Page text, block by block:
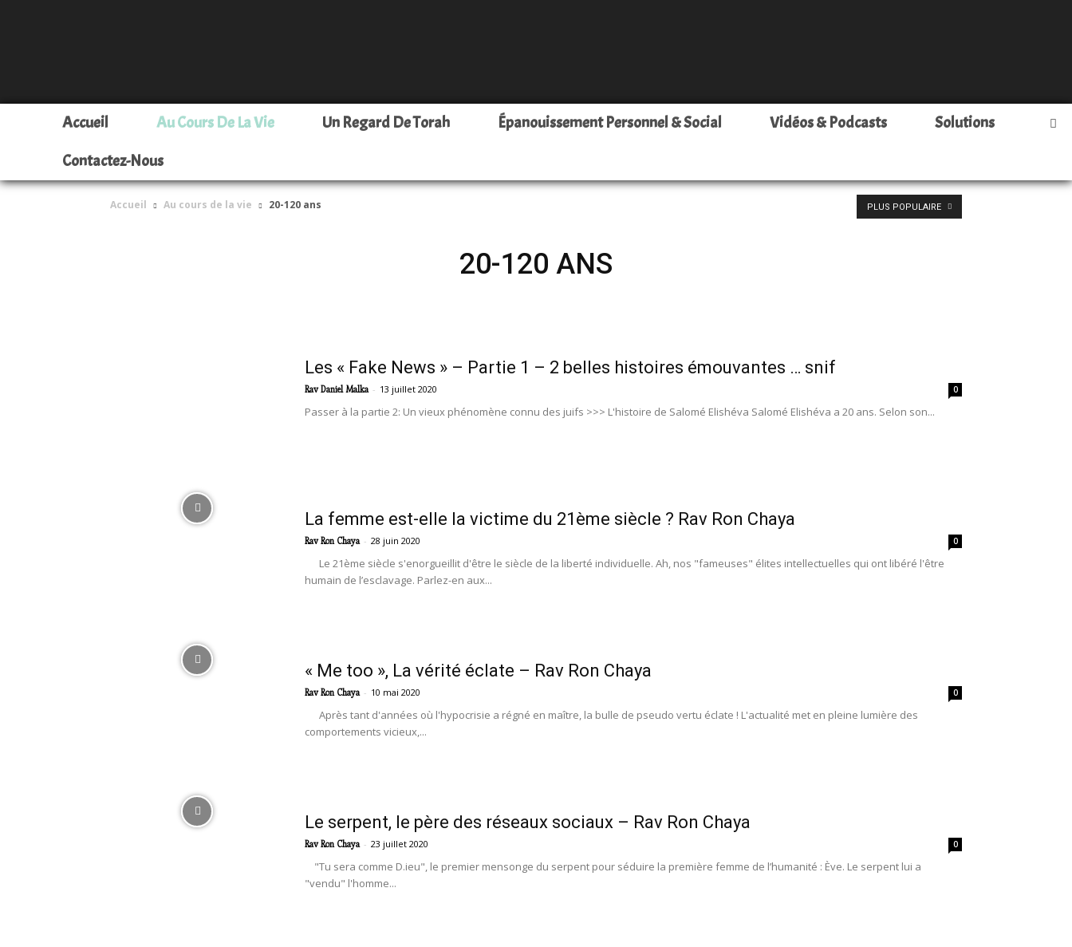
Leava
vos
yeux
Accueil Au Cours De La Vie Un Regard De Torah Épanouissement Personnel & Social Vidéos & Podcasts
Solutions
Contactez-Nous
Accueil Au cours de la vie 20-120 ans
20-120 ANS
PLUS POPULAIRE
Les « Fake News » – Partie 1 – 2 belles histoires émouvantes … snif
Rav Daniel Malka - 13 juillet 2020 0
Passer à la partie 2: Un vieux phénomène connu des juifs >>> L'histoire de Salomé Elishéva Salomé Elishéva a 20 ans. Selon son...
La femme est-elle la victime du 21ème siècle ? Rav Ron Chaya
Rav Ron Chaya - 28 juin 2020 0
Le 21ème siècle s'enorgueillit d'être le siècle de la liberté individuelle. Ah, nos "fameuses" élites intellectuelles qui ont libéré l'être
humain de l’esclavage. Parlez-en aux...
« Me too », La vérité éclate – Rav Ron Chaya
Rav Ron Chaya - 10 mai 2020 0
Après tant d'années où l'hypocrisie a régné en maître, la bulle de pseudo vertu éclate ! L'actualité met en pleine lumière des
comportements vicieux,...
Le serpent, le père des réseaux sociaux – Rav Ron Chaya
Rav Ron Chaya - 23 juillet 2020 0
"Tu sera comme D.ieu", le premier mensonge du serpent pour séduire la première femme de l’humanité : Ève. Le serpent lui a
"vendu" l'homme...